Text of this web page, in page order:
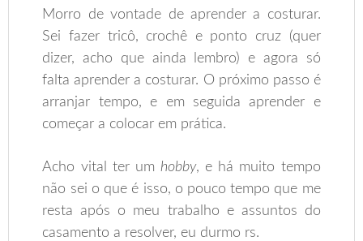
Morro de vontade de aprender a costurar.
Sei fazer tricô, crochê e ponto cruz (quer
dizer, acho que ainda lembro) e agora só
falta aprender a costurar. O próximo passo é
arranjar tempo, e em seguida aprender e
começar a colocar em prática.
Acho vital ter um hobby, e há muito tempo
não sei o que é isso, o pouco tempo que me
resta após o meu trabalho e assuntos do
casamento a resolver, eu durmo rs.